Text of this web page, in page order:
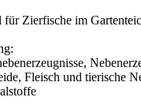
Zierfische im
Fleisch und tierische